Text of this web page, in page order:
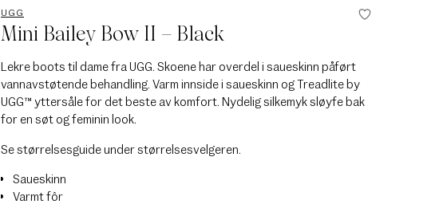
UGG
Mini Bailey Bow II – Black
Lekre boots til dame fra UGG. Skoene har overdel i saueskinn påført
vannavstøtende behandling. Varm innside i saueskinn og Treadlite by
UGG™ yttersåle for det beste av komfort. Nydelig silkemyk sløyfe bak
for en søt og feminin look.
Se størrelsesguide under størrelsesvelgeren.
Saueskinn
Varmt fôr